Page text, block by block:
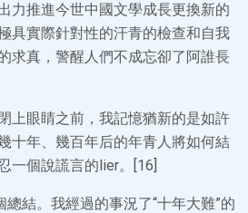
力推進今世中國文學成長更換新的
具實際針對性的汗青的檢查和自我
求真，警醒人們不成忘卻了阿誰長
上眼睛之前，我記憶猶新的是如許
十年、幾百年后的年青人將如何結
一個說謊言的lier。[16]
總結。我經過的事況了“十年大難”的